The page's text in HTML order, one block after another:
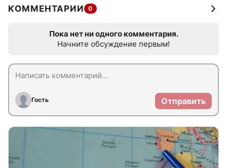
КОММЕНТАРИИ 0
Пока нет ни одного комментария.
Начните обсуждение первым!
Гость Отправить